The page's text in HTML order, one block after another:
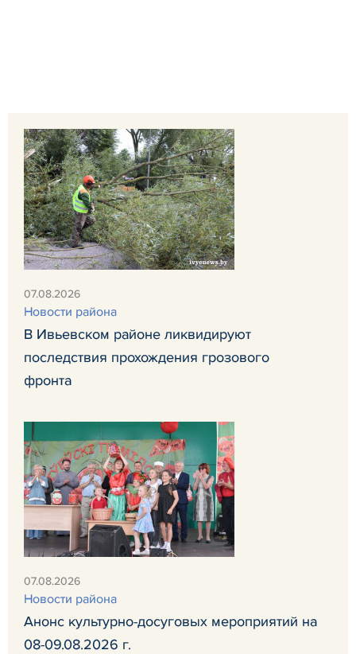
07.08.2026
Новости района
В Ивьевском районе ликвидируют
последствия прохождения грозового
фронта
07.08.2026
Новости района
Анонс культурно-досуговых мероприятий на
08-09.08.2026 г.